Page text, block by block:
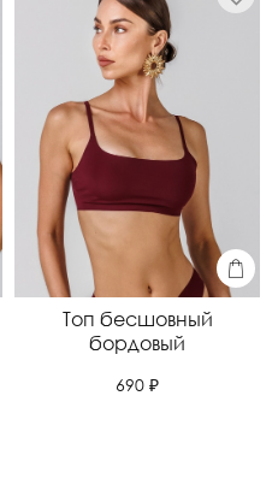
Топ бесшовный
бордовый
690 ₽